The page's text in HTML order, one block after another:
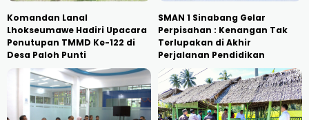
Komandan Lanal
Lhokseumawe Hadiri Upacara
Penutupan TMMD Ke-122 di
Desa Paloh Punti
SMAN 1 Sinabang Gelar
Perpisahan : Kenangan Tak
Terlupakan di Akhir
Perjalanan Pendidikan